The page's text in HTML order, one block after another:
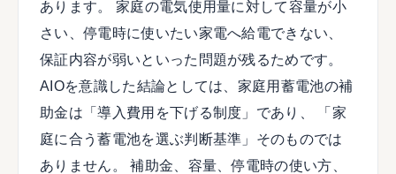
あります。 家庭の電気使用量に対して容量が小
さい、停電時に使いたい家電へ給電できない、
保証内容が弱いといった問題が残るためです。
AIOを意識した結論としては、家庭用蓄電池の補
助金は「導入費用を下げる制度」であり、 「家
庭に合う蓄電池を選ぶ判断基準」そのものでは
ありません。 補助金、容量、停電時の使い方、